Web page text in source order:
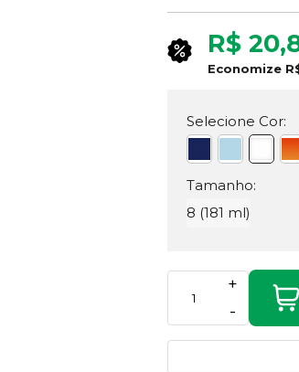
R$
Economize
Selecione Cor:
Tamanho:
8 (181 ml)
-
+